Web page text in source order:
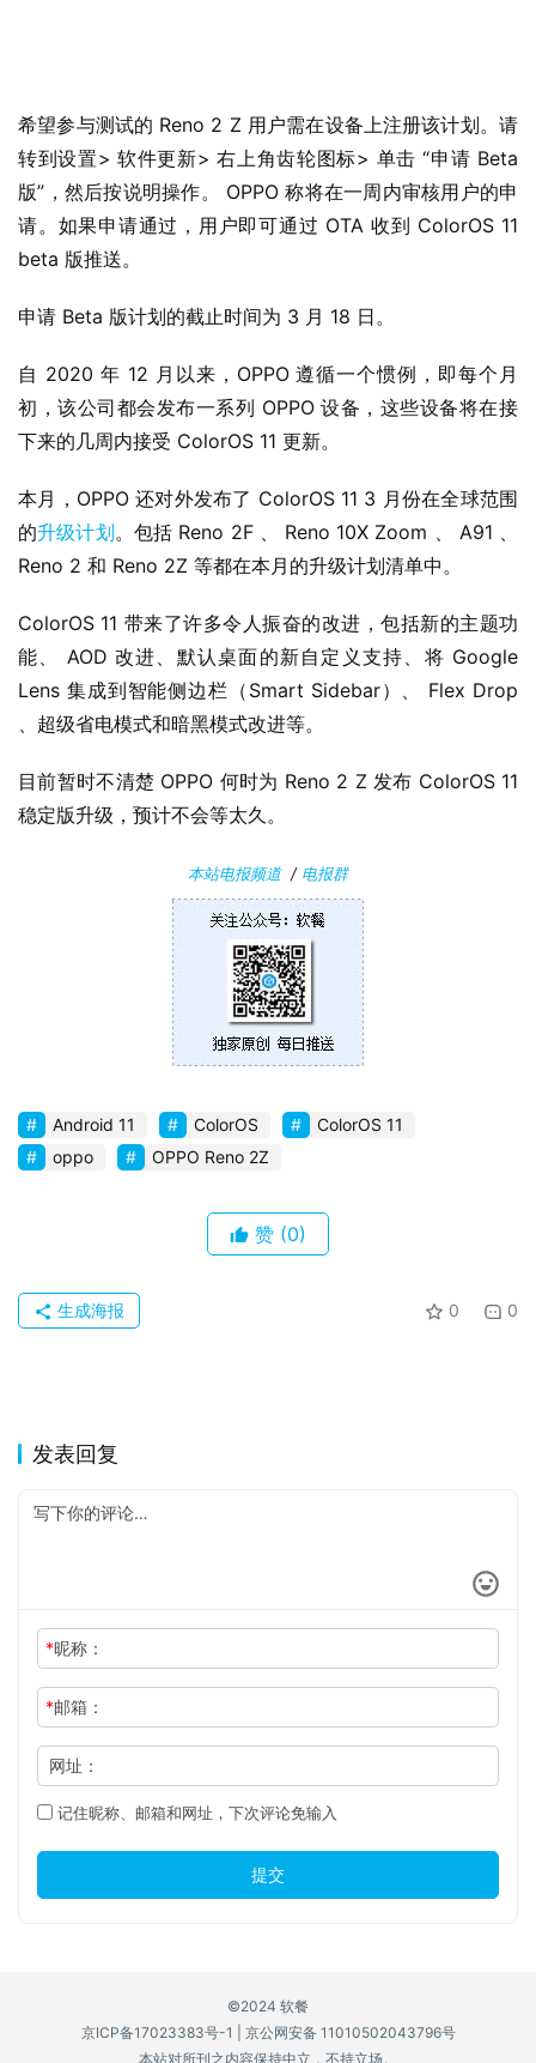
W
i
n
1
1
W
n
1
0
P
C
软
安
卓
果
希望参与测试的 Reno 2 Z 用户需在设备上注册该计划。请
转到设置> 软件更新> 右上角齿轮图标> 单击 “申请 Beta
版”，然后按说明操作。 OPPO 称将在一周内审核用户的申
请。如果申请通过，用户即可通过 OTA 收到 ColorOS 11
beta 版推送。
申请 Beta 版计划的截止时间为 3 月 18 日。
自 2020 年 12 月以来，OPPO 遵循一个惯例，即每个月
初，该公司都会发布一系列 OPPO 设备，这些设备将在接
下来的几周内接受 ColorOS 11 更新。
本月，OPPO 还对外发布了 ColorOS 11 3 月份在全球范围
的升级计划。包括 Reno 2F 、 Reno 10X Zoom 、 A91 、
Reno 2 和 Reno 2Z 等都在本月的升级计划清单中。
ColorOS 11 带来了许多令人振奋的改进，包括新的主题功
能、 AOD 改进、默认桌面的新自定义支持、将 Google
Lens 集成到智能侧边栏（Smart Sidebar）、 Flex Drop
、超级省电模式和暗黑模式改进等。
目前暂时不清楚 OPPO 何时为 Reno 2 Z 发布 ColorOS 11
稳定版升级，预计不会等太久。
本站电报频道/ 电报群
Android 11 ColorOS
ColorOS 11
oppo
OPPO Reno 2Z
赞 (0)
0 0
生成海报
发表回复
*昵称：
*邮箱：
网址：
记住昵称、邮箱和网址，下次评论免输入
提交
©2024 软餐
京ICP备17023383号-1
京公网安备 11010502043796号
本站对所刊之内容保持中立，不持立场。